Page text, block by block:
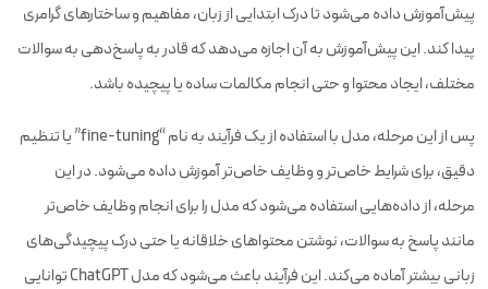
پیش‌آموزش داده می‌شود تا درک ابتدایی از زبان، مفاهیم و ساختارهای گرامری
پیدا کند. این پیش‌آموزش به آن اجازه می‌دهد که قادر به پاسخ‌دهی به سوالات
مختلف، ایجاد محتوا و حتی انجام مکالمات ساده یا پیچیده باشد.
پس از این مرحله، مدل با استفاده از یک فرآیند به نام “fine-tuning” یا تنظیم
دقیق، برای شرایط خاص‌تر و وظایف خاص‌تر آموزش داده می‌شود. در این
مرحله، از داده‌هایی استفاده می‌شود که مدل را برای انجام وظایف خاص‌تر
مانند پاسخ به سوالات، نوشتن محتواهای خلاقانه یا حتی درک پیچیدگی‌های
زبانی بیشتر آماده می‌کند. این فرآیند باعث می‌شود که مدل ChatGPT توانایی